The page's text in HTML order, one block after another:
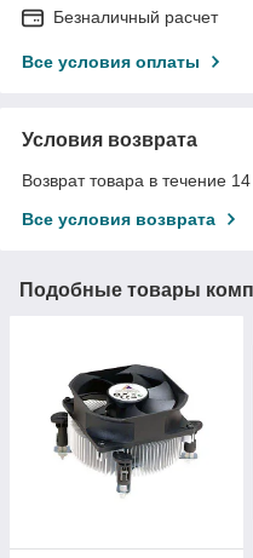
Безналичный расчет
Все условия оплаты
Условия возврата
Возврат товара в течение
Все условия возврата
Подобные товары